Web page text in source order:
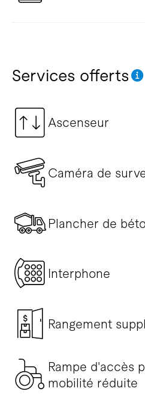
Services offerts
Ascenseur
Caméra de
Plancher de
Interphone
Rangement
Rampe d'accès
mobilité réduite